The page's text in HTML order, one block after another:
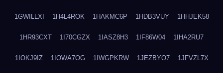
1GWILLXI 1H4L4ROK 1HAKMC6P 1HDB3VUY 1HHJEK58
1HR93CXT 1I70CGZX 1IASZ8H3 1IF86W04 1IHA2RU7
1IOKJ9IZ 1IOWA7OG 1IWGPKRW 1JEZBYO7 1JFVZL7X